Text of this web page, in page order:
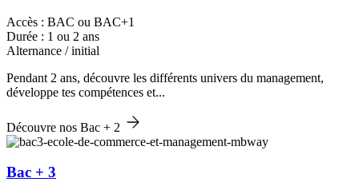
Accès : BAC ou BAC+1
Durée : 1 ou 2 ans
Alternance / initial
Pendant 2 ans, découvre les différents univers du management,
développe tes compétences et...
Découvre nos Bac + 2
Bac + 3